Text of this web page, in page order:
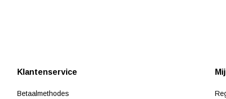
Klantenservice
Betaalmethodes